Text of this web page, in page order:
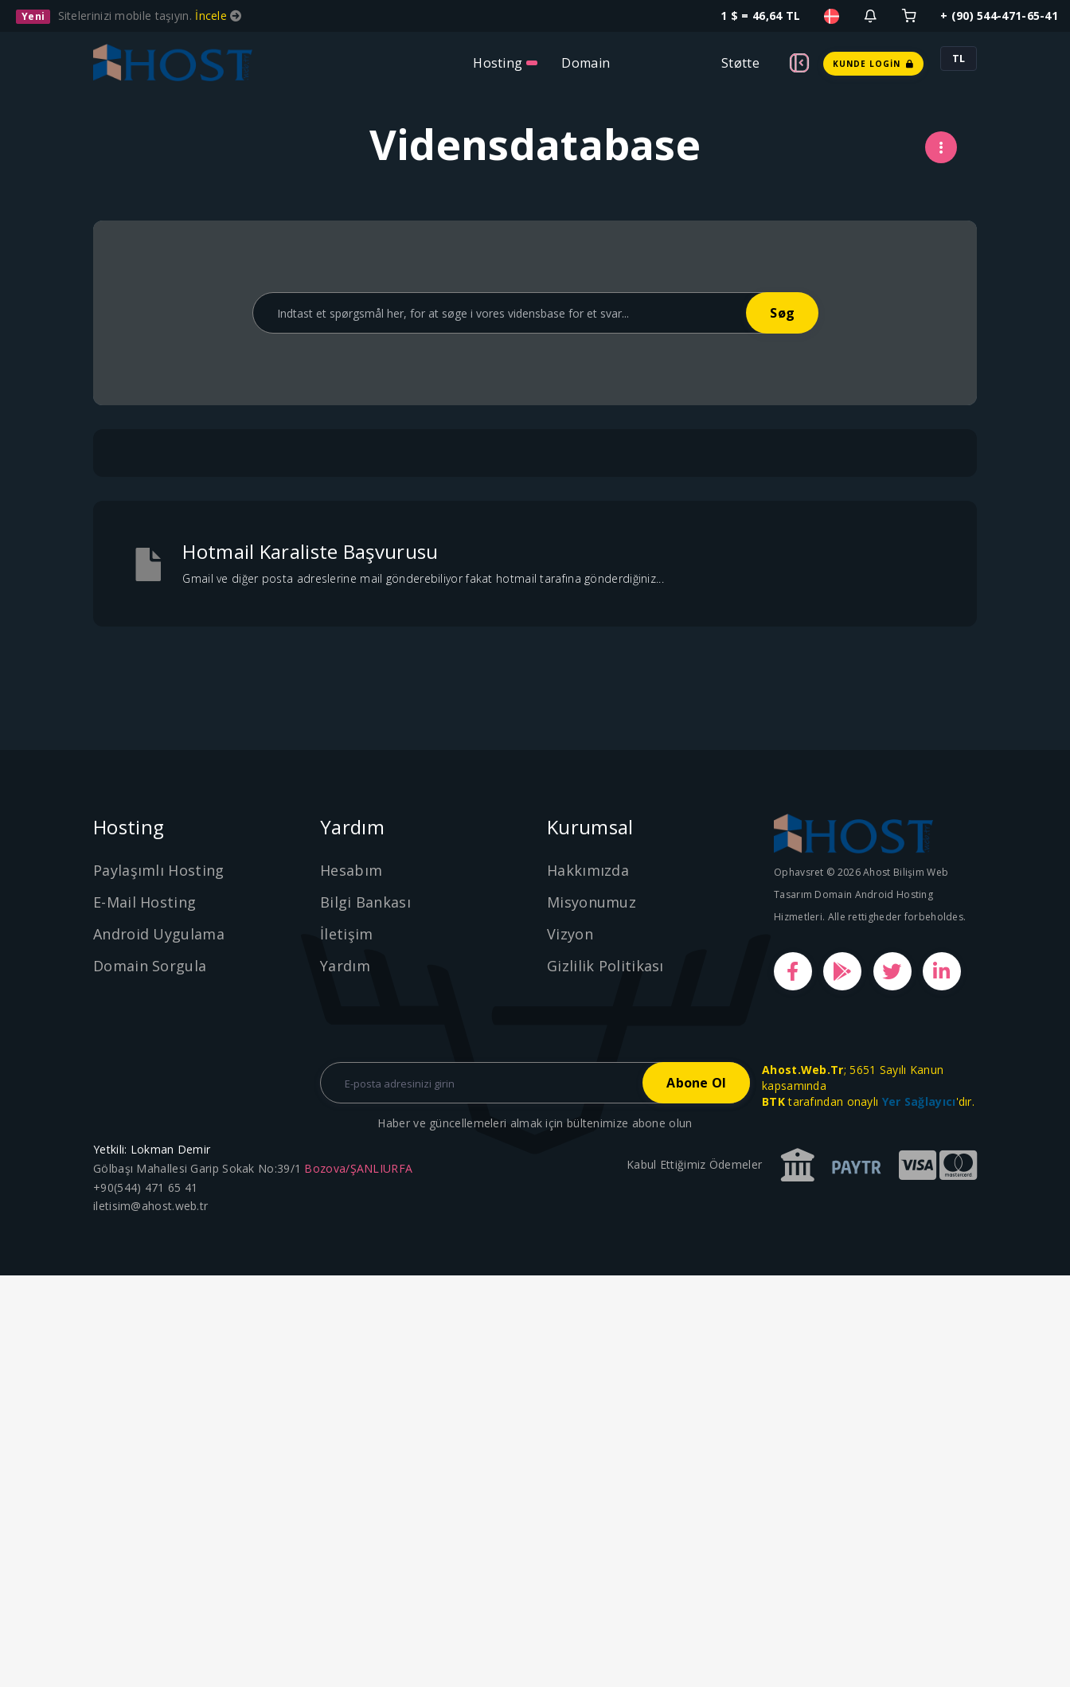
Yeni Sitelerinizi mobile taşıyın. İncele 1 $ = 46,64 TL + (90) 544-471-65-41
Hosting Domain Støtte KUNDE LOGIN TL
Vidensdatabase
Hotmail Karaliste Başvurusu
Gmail ve diğer posta adreslerine mail gönderebiliyor fakat hotmail tarafına gönderdiğiniz...
Hosting
Paylaşımlı Hosting
E-Mail Hosting
Android Uygulama
Domain Sorgula
Yardım
Hesabım
Bilgi Bankası
İletişim
Yardım
Kurumsal
Hakkımızda
Misyonumuz
Vizyon
Gizlilik Politikası
Ophavsret © 2026 Ahost Bilişim Web
Tasarım Domain Android Hosting
Hizmetleri. Alle rettigheder forbeholdes.
Haber ve güncellemeleri almak için bültenimize abone olun
Ahost.Web.Tr; 5651 Sayılı Kanun
kapsamında
BTKtarafından onaylı Yer Sağlayıcı'dır.
Yetkili: Lokman Demir
Gölbaşı Mahallesi Garip Sokak No:39/1 Bozova/ŞANLIURFA
+90(544) 471 65 41
iletisim@ahost.web.tr
Kabul Ettiğimiz Ödemeler